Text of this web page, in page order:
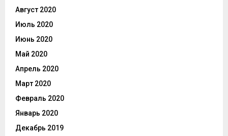
Август 2020
Июль 2020
Июнь 2020
Май 2020
Апрель 2020
Март 2020
Февраль 2020
Январь 2020
Декабрь 2019